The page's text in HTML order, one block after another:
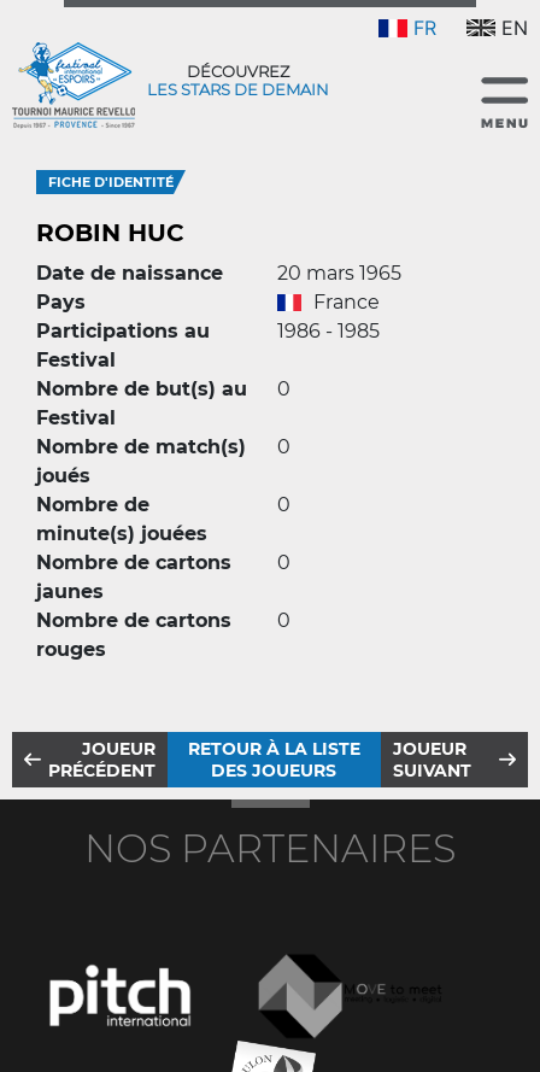
FR EN
DÉCOUVREZ
LES STARS DE DEMAIN
FICHE D'IDENTITÉ
ROBIN HUC
Date de naissance
20 mars 1965
Pays
France
Participations au
Festival
1986 - 1985
Nombre de but(s) au
Festival
0
Nombre de match(s)
joués
0
Nombre de
minute(s) jouées
0
Nombre de cartons
jaunes
0
Nombre de cartons
rouges
0
JOUEUR
PRÉCÉDENT
RETOUR À LA LISTE
DES JOUEURS
JOUEUR
SUIVANT
NOS PARTENAIRES